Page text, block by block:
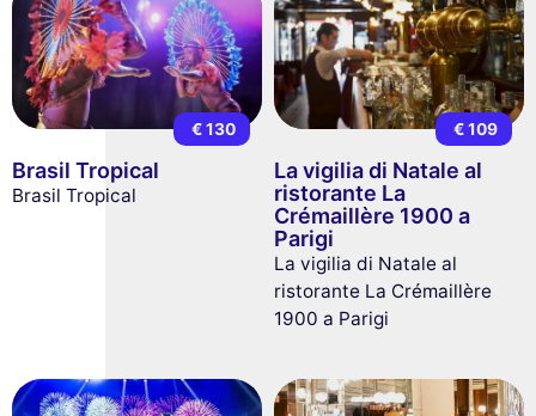
€ 130
Brasil Tropical
Brasil Tropical
€ 109
La vigilia di Natale al
ristorante La
Crémaillère 1900 a
Parigi
La vigilia di Natale al
ristorante La Crémaillère
1900 a Parigi